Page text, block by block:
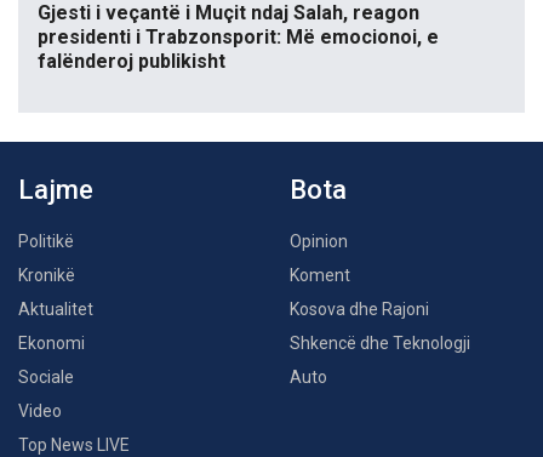
Gjesti i veçantë i Muçit ndaj Salah, reagon
presidenti i Trabzonsporit: Më emocionoi, e
falënderoj publikisht
Lajme
Politikë
Kronikë
Aktualitet
Ekonomi
Sociale
Video
Top News LIVE
Bota
Opinion
Koment
Kosova dhe Rajoni
Shkencë dhe Teknologji
Auto